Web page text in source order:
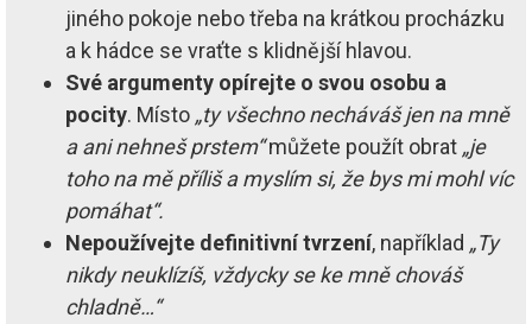
jiného pokoje nebo třeba na krátkou procházku
a k hádce se vraťte s klidnější hlavou.
Své argumenty opírejte o svou osobu a
pocity. Místo „ty všechno necháváš jen na mně
a ani nehneš prstem“můžete použít obrat „je
toho na mě příliš a myslím si, že bys mi mohl víc
pomáhat“.
Nepoužívejte definitivní tvrzení, například „Ty
nikdy neuklízíš, vždycky se ke mně chováš
chladně…“